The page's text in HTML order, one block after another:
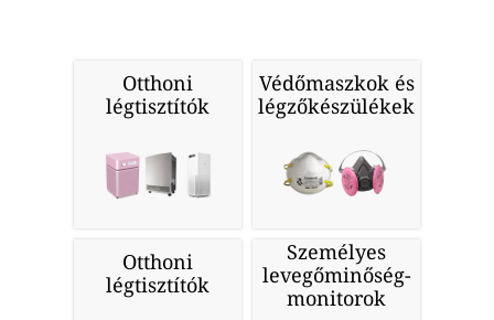
Otthoni
légtisztítók
Védőmaszkok és
légzőkészülékek
Otthoni
légtisztítók
Személyes
levegőminőség-
monitorok